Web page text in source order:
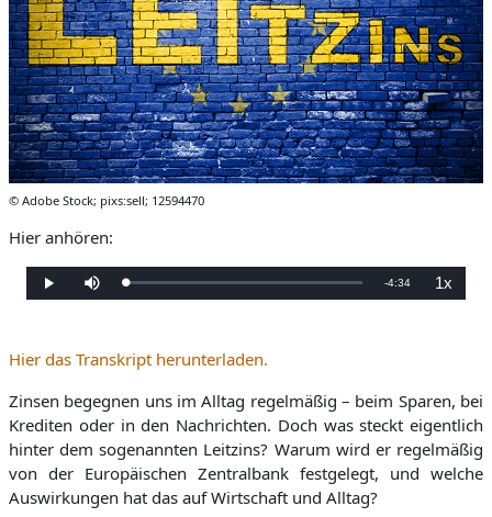
© Adobe Stock; pixs:sell; 12594470
Hier anhören:
WiedergabeStumm
schalten
Geladen:
Verbleibende
-4:34 1x
Hier das Transkript herunterladen.
Zinsen begegnen uns im Alltag regelmäßig – beim Sparen, bei
Krediten oder in den Nachrichten. Doch was steckt eigentlich
hinter dem sogenannten Leitzins? Warum wird er regelmäßig
von der Europäischen Zentralbank festgelegt, und welche
Auswirkungen hat das auf Wirtschaft und Alltag?